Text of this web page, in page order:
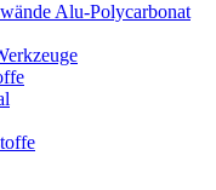
Alu-Polycarbonat